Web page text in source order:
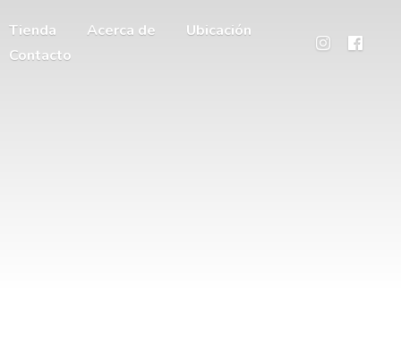
Tienda Acerca de
Ubicación
Contacto